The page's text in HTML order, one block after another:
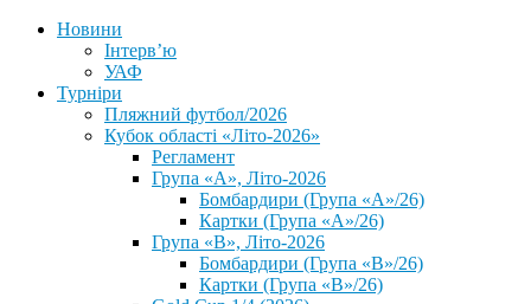
Новини
Інтерв’ю
УАФ
Турніри
Пляжний футбол/2026
Кубок області «Літо-2026»
Регламент
Група «А», Літо-2026
Бомбардири (Група «А»/26)
Картки (Група «А»/26)
Група «В», Літо-2026
Бомбардири (Група «В»/26)
Картки (Група «В»/26)